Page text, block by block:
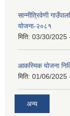
सान्नीत्रिवेणी
योजना-२०८१
मिति: 03/30/2025
आकस्मिक योजना
मिति: 01/06/2025
अन्य